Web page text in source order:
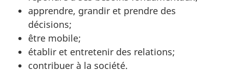
apprendre, grandir et prendre des
décisions;
être mobile;
établir et entretenir des relations;
contribuer à la société.